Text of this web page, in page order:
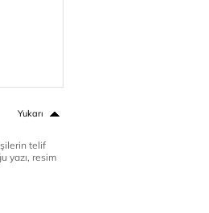
Yukarı
telif
yazı, resim